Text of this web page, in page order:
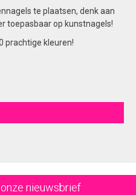
te plaatsen, denk aan
toepasbaar op kunstnagels!
prachtige kleuren!
nieuwsbrief